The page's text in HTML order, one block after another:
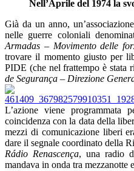
Nell’Aprile del 1974 la
Già da un anno,
nelle guerre coloniali
Armadas – Movimento delle
trovare il momento giusto per
PIDE (che nel frattempo è stata
de Segurança – Direzione
L’azione viene
coincidenza con la data della
mezzi di comunicazione liberi
dare il segnale coordinato della
Rádio Renascença, una radio
mandava in onda tra mezzanotte